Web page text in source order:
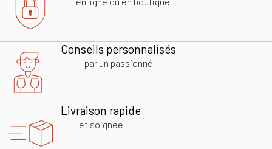
Conseils personnalisés
par un passionné
Livraison rapide
et soignée